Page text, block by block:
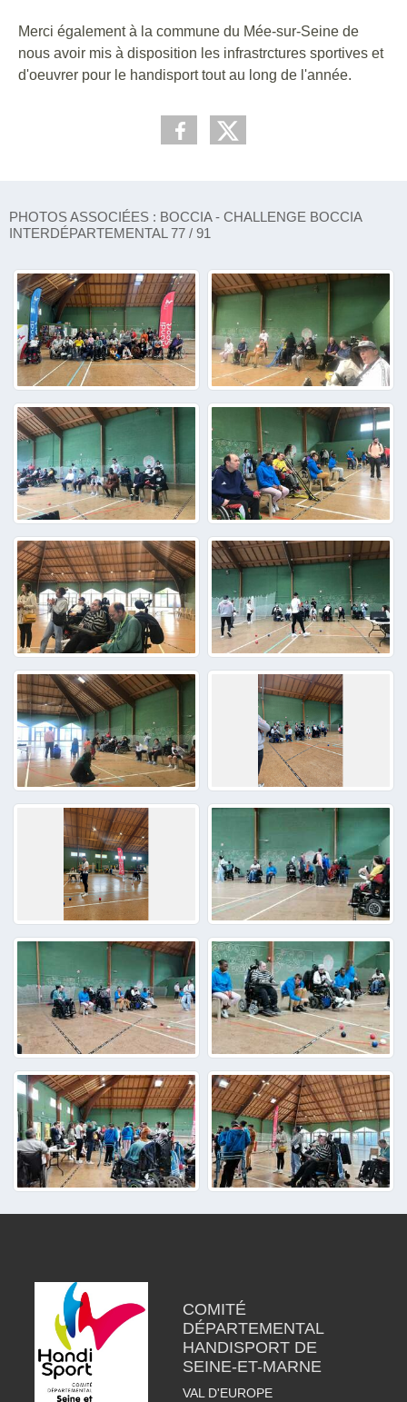
Merci également à la commune du Mée-sur-Seine de
nous avoir mis à disposition les infrastrctures sportives et
d'oeuvrer pour le handisport tout au long de l'année.
PHOTOS ASSOCIÉES : BOCCIA - CHALLENGE BOCCIA
INTERDÉPARTEMENTAL 77 / 91
COMITÉ
DÉPARTEMENTAL
HANDISPORT DE
SEINE-ET-MARNE
VAL D'EUROPE